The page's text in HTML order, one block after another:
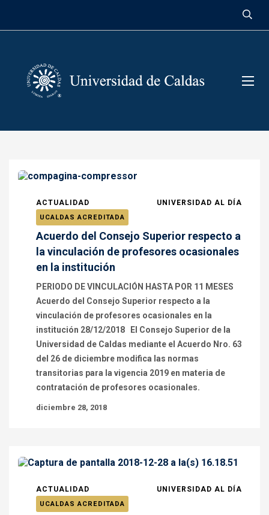
ACTUALIDAD UNIVERSIDAD AL DÍA
UCALDAS ACREDITADA
Acuerdo del Consejo Superior respecto a
la vinculación de profesores ocasionales
en la institución
PERIODO DE VINCULACIÓN HASTA POR 11 MESES
Acuerdo del Consejo Superior respecto a la
vinculación de profesores ocasionales en la
institución 28/12/2018 El Consejo Superior de la
Universidad de Caldas mediante el Acuerdo Nro. 63
del 26 de diciembre modifica las normas
transitorias para la vigencia 2019 en materia de
contratación de profesores ocasionales.
diciembre 28, 2018
ACTUALIDAD UNIVERSIDAD AL DÍA
UCALDAS ACREDITADA